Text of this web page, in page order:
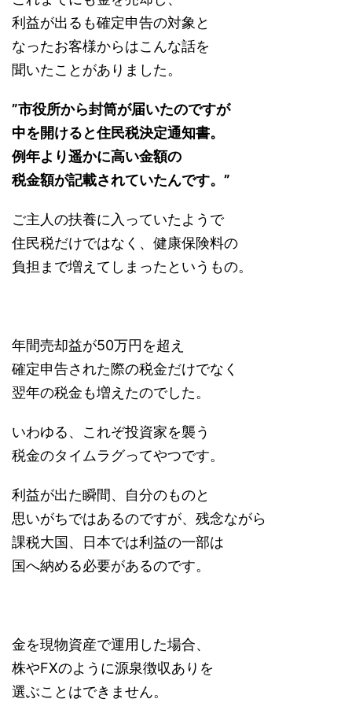
利益が出るも確定申告の対象と
なったお客様からはこんな話を
聞いたことがありました。
”市役所から封筒が届いたのですが
中を開けると住民税決定通知書。
例年より遥かに高い金額の
税金額が記載されていたんです。”
ご主人の扶養に入っていたようで
住民税だけではなく、健康保険料の
負担まで増えてしまったというもの。
年間売却益が50万円を超え
確定申告された際の税金だけでなく
翌年の税金も増えたのでした。
いわゆる、これぞ投資家を襲う
税金のタイムラグってやつです。
利益が出た瞬間、自分のものと
思いがちではあるのですが、残念ながら
課税大国、日本では利益の一部は
国へ納める必要があるのです。
金を現物資産で運用した場合、
株やFXのように源泉徴収ありを
選ぶことはできません。